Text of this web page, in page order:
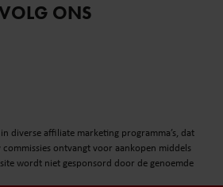
ONS
diverse affiliate marketing programma’s, dat
ontvangt voor aankopen middels
wordt niet gesponsord door de genoemde